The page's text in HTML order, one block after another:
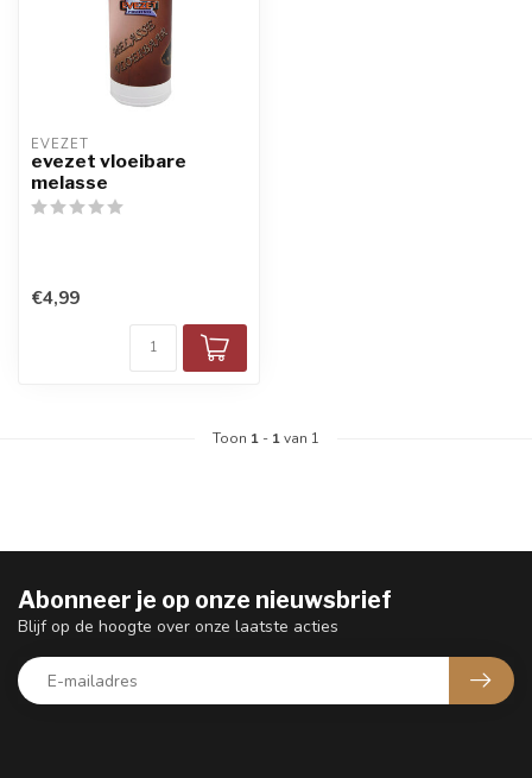
EVEZET
evezet vloeibare
melasse
€4,99
Toon 1 - 1van 1
Abonneer je op onze nieuwsbrief
Blijf op de hoogte over onze laatste acties